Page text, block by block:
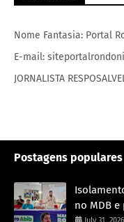
Nome Fantasia: Portal
E-mail:
JORNALISTA
Postagens populares
no MDB
July 31, 2026